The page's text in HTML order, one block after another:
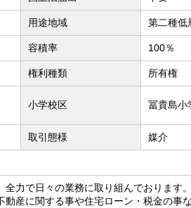
用途地域 第二種低
容積率 100％
権利種類 所有権
小学校区 冨貴島小
取引態様 媒介
力で日々の業務に取り組んでおります
産に関する事や住宅ローン・税金の事